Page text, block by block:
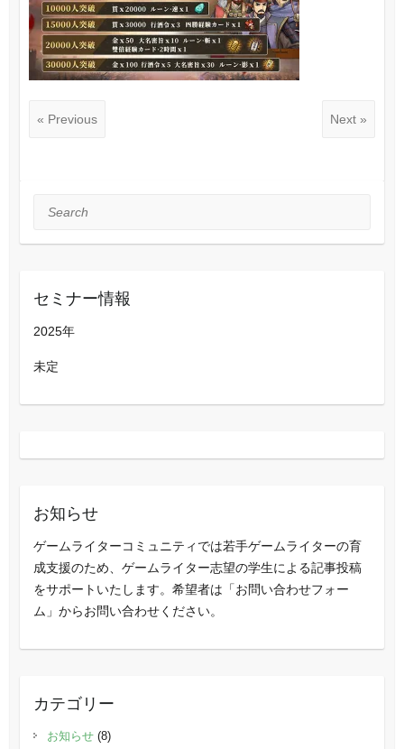
« Previous Next »
Search
セミナー情報
2025年
未定
お知らせ
ゲームライターコミュニティでは若手ゲームライターの育
成支援のため、ゲームライター志望の学生による記事投稿
をサポートいたします。希望者は「お問い合わせフォー
ム」からお問い合わせください。
カテゴリー
お知らせ(8)